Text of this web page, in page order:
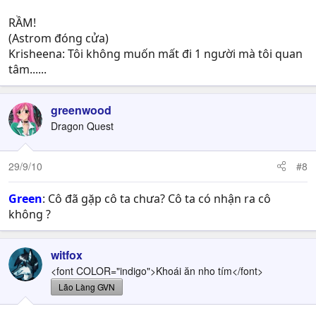
RẦM!
(Astrom đóng cửa)
Krisheena: Tôi không muốn mất đi 1 người mà tôi quan
tâm......
greenwood
Dragon Quest
29/9/10 #8
Green: Cô đã gặp cô ta chưa? Cô ta có nhận ra cô
không ?
witfox
<font COLOR="indigo">Khoái ăn nho tím</font>
Lão Làng GVN